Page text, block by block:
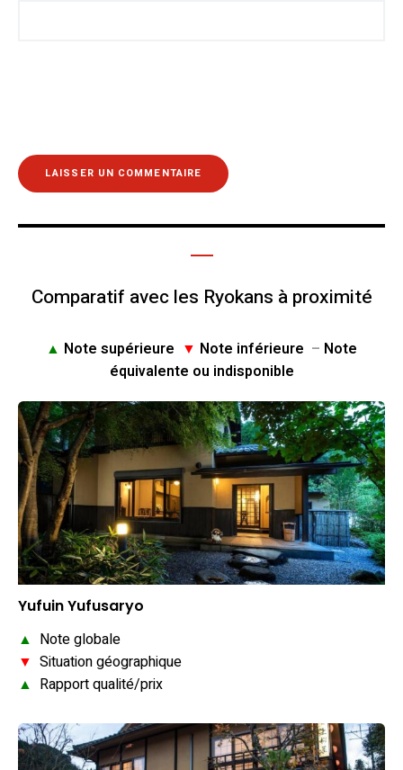
Comparatif avec les Ryokans à proximité
▲ Note supérieure ▼ Note inférieure – Note
équivalente ou indisponible
Yufuin Yufusaryo
▲ Note globale
▼ Situation géographique
▲ Rapport qualité/prix